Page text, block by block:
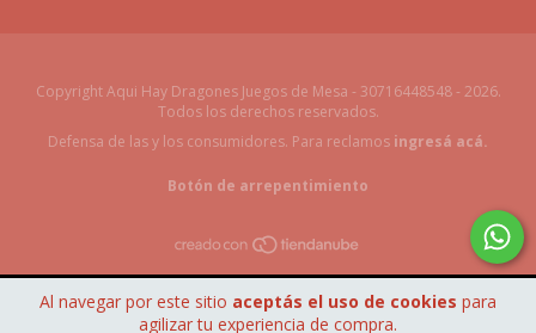
Al navegar por este sitio aceptás el uso de cookies para
agilizar tu experiencia de compra.
Copyright Aqui Hay Dragones Juegos de Mesa - 30716448548 - 2026.
Todos los derechos reservados.
Defensa de las y los consumidores. Para reclamos ingresá acá.
Botón de arrepentimiento